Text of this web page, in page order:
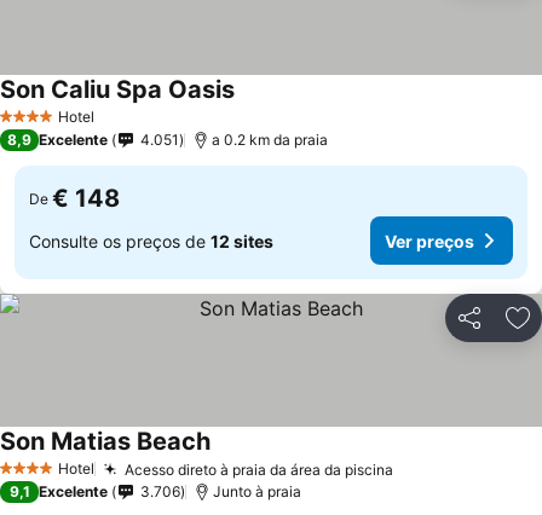
4 EstrelasHotel
Son Caliu Spa Oasis
8,9 Excelente 4.051 a 0.2 km da praia
De € 148
Consulte os preços de 12 sites Ver preços
Partilhar
4 EstrelasHotel Acesso direto à praia da área da piscina
Son Matias Beach
9,1 Excelente 3.706 Junto à praia